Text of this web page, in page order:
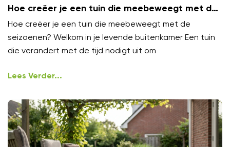
Hoe creëer je een tuin die meebeweegt met de
seizoenen?
Hoe creëer je een tuin die meebeweegt met de
seizoenen? Welkom in je levende buitenkamer Een tuin
die verandert met de tijd nodigt uit om
Lees Verder...